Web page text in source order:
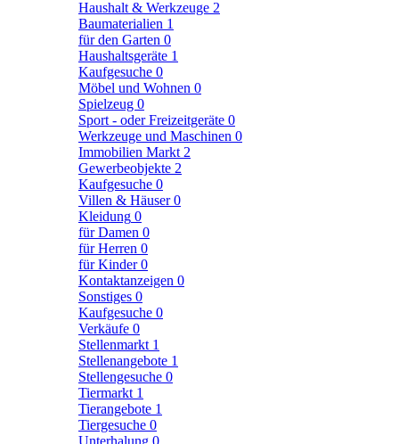
Haushalt & Werkzeuge 2
Baumaterialien 1
für den Garten 0
Haushaltsgeräte 1
Kaufgesuche 0
Möbel und Wohnen 0
Spielzeug 0
Sport - oder Freizeitgeräte 0
Werkzeuge und Maschinen 0
Immobilien Markt 2
Gewerbeobjekte 2
Kaufgesuche 0
Villen & Häuser0
Kleidung 0
für Damen 0
für Herren 0
für Kinder0
Kontaktanzeigen 0
Sonstiges 0
Kaufgesuche 0
Verkäufe 0
Stellenmarkt 1
Stellenangebote 1
Stellengesuche 0
Tiermarkt 1
Tierangebote 1
Tiergesuche 0
Unterhalung 0